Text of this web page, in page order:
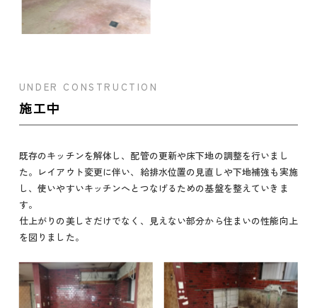
UNDER CONSTRUCTION
施工中
既存のキッチンを解体し、配管の更新や床下地の調整を行いまし
た。レイアウト変更に伴い、給排水位置の見直しや下地補強も実施
し、使いやすいキッチンへとつなげるための基盤を整えていきま
す。
仕上がりの美しさだけでなく、見えない部分から住まいの性能向上
を図りました。